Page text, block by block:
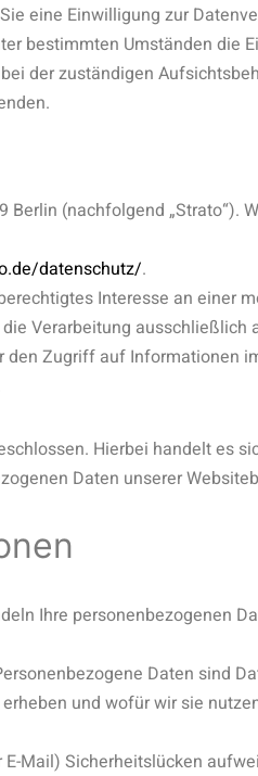
eine Einwilligung zur
bestimmten Umständen die
der zuständigen
(nachfolgend „Strato“).
datenschutz/.
Interesse an einer
Verarbeitung ausschließlich
Zugriff auf Informationen
Hierbei handelt es
Daten unserer
Ihre personenbezogenen
Daten sind
und wofür wir sie
Mail) Sicherheitslücken